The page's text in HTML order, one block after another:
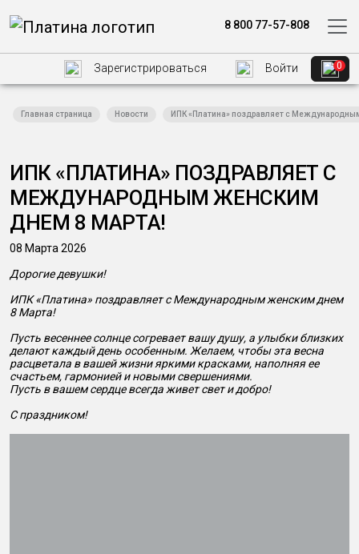
8 800 77-57-808
Зарегистрироваться Войти 0
Главная страница Новости ИПК «Платина» поздравляет с
ИПК «ПЛАТИНА» ПОЗДРАВЛЯЕТ С
МЕЖДУНАРОДНЫМ ЖЕНСКИМ
ДНЕМ 8 МАРТА!
08 Марта 2026
Дорогие девушки!
ИПК «Платина» поздравляет с Международным женским днем
8 Марта!
Пусть весеннее солнце согревает вашу душу, а улыбки близких
делают каждый день особенным. Желаем, чтобы эта весна
расцветала в вашей жизни яркими красками, наполняя ее
счастьем, гармонией и новыми свершениями.
Пусть в вашем сердце всегда живет свет и добро!
С праздником!